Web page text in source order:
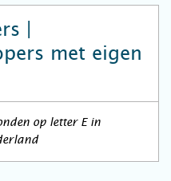
|
met eigen
op letter E in